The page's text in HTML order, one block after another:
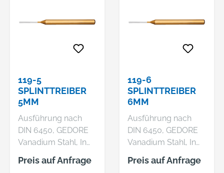
auf Anfrage
auf Anfrage
119-5
SPLINTTREIBER
5MM
Ausführung nach
DIN 6450, GEDORE
Vanadium Stahl, In
der ganzen Länge
gleichmäßig
Preis auf Anfrage
119-6
SPLINTTREIBER
6MM
Ausführung nach
DIN 6450, GEDORE
Vanadium Stahl, In
der ganzen Länge
gleichmäßig
Preis auf Anfrage